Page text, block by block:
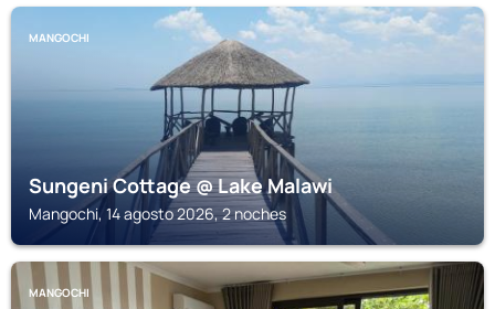
MANGOCHI
Sungeni Cottage @ Lake Malawi
Mangochi, 14 agosto 2026, 2 noches
MANGOCHI